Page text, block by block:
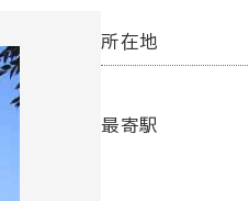
所在地
最寄駅